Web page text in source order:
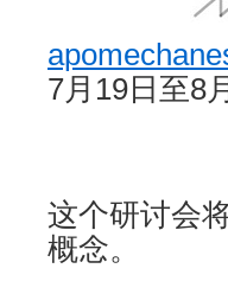
7月19日至8
这个研讨会
概念。